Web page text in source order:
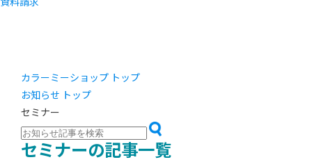
カラーミーショップ トップ
お知らせ トップ
セミナー
セミナーの記事一覧